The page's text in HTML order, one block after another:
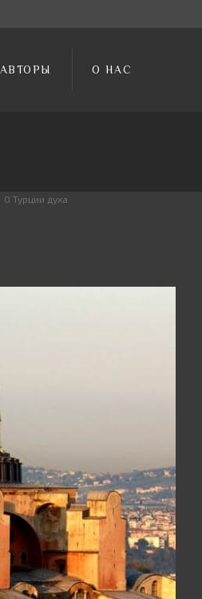
АВТОРЫ О НАС
О Турции духа